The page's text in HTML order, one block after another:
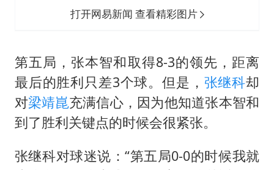
打开网易新闻 查看精彩图片
第五局，张本智和取得8-3的领先，距离
最后的胜利只差3个球。但是， 张继科却
对梁靖崑充满信心，因为他知道张本智和
到了胜利关键点的时候会很紧张。
张继科对球迷说：“第五局0-0的时候我就